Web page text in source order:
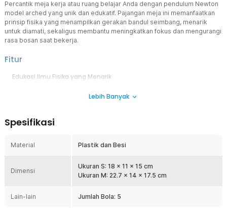
Percantik meja kerja atau ruang belajar Anda dengan pendulum Newton
model arched yang unik dan edukatif. Pajangan meja ini memanfaatkan
prinsip fisika yang menampilkan gerakan bandul seimbang, menarik
untuk diamati, sekaligus membantu meningkatkan fokus dan mengurangi
rasa bosan saat bekerja.
Fitur
Edukasi Ilmu Fisika yang Menarik
menunjukkan hukum kekekalan momentum dan energi. Terdiri dari
bola ditarik dan dilepaskan, bola di sisi berlawanan akan bergerak
Desain Model Arched yang Estetik
berbeda dari pendulum biasa. Desain ini membuat pajangan terlihat
dekoratif dan menarik perhatian. Cocok sebagai hiasan meja kerja,
Bahan Berkualitas
Lebih Banyak
Spesifikasi
Material Plastik dan Besi
Dimensi
Ukuran S: 18 x 11 x 15 cm
Ukuran M: 22.7 x 14 x 17.5 cm
Lain-lain Jumlah Bola: 5